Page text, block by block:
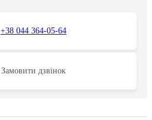
+38 044 364-05-64
Замовити дзвінок